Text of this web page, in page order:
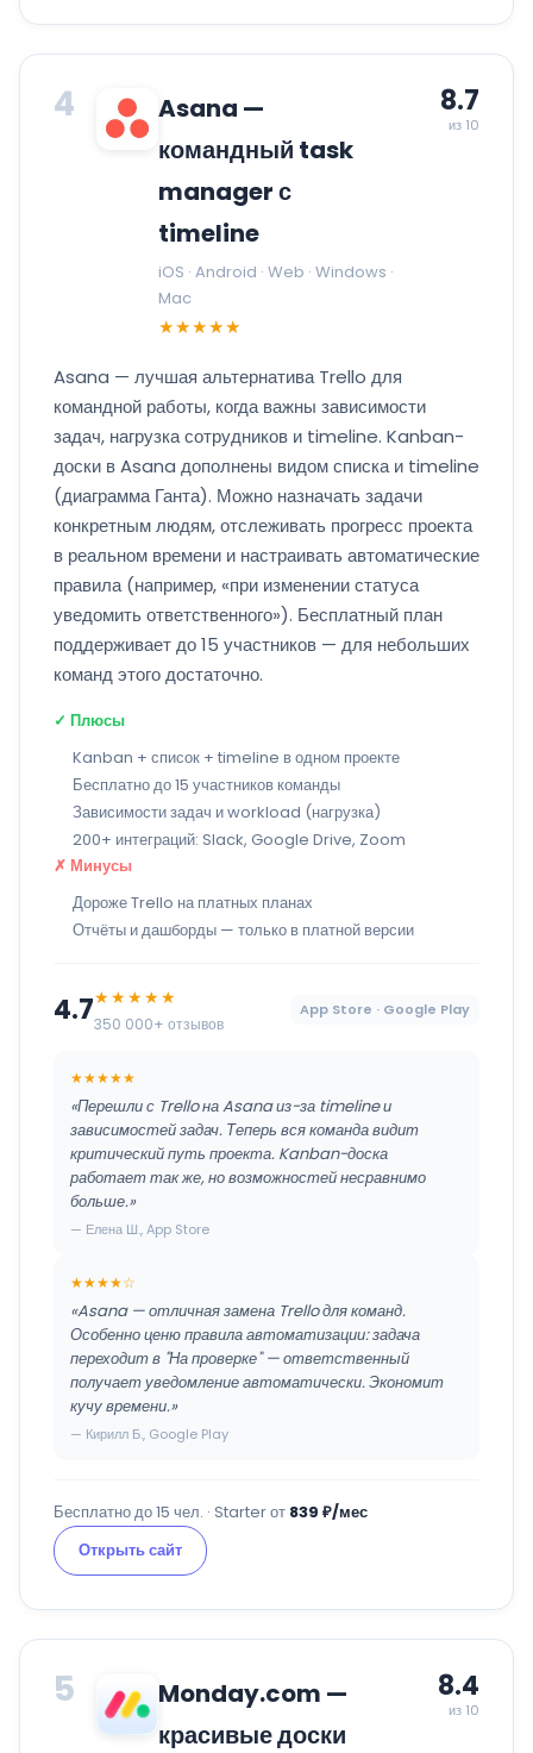
4
Asana —
командный task
manager с
timeline
iOS · Android · Web · Windows ·
Mac
★★★★★
8.7
из 10
Asana — лучшая альтернатива Trello для
командной работы, когда важны зависимости
задач, нагрузка сотрудников и timeline. Kanban-
доски в Asana дополнены видом списка и timeline
(диаграмма Ганта). Можно назначать задачи
конкретным людям, отслеживать прогресс проекта
в реальном времени и настраивать автоматические
правила (например, «при изменении статуса
уведомить ответственного»). Бесплатный план
поддерживает до 15 участников — для небольших
команд этого достаточно.
✓ Плюсы
Kanban + список + timeline в одном проекте
Бесплатно до 15 участников команды
Зависимости задач и workload (нагрузка)
200+ интеграций: Slack, Google Drive, Zoom
✗ Минусы
Дороже Trello на платных планах
Отчёты и дашборды — только в платной версии
4.7★★★★★
350 000+ отзывов
App Store · Google Play
★★★★★
«Перешли с Trello на Asana из-за timeline и
зависимостей задач. Теперь вся команда видит
критический путь проекта. Kanban-доска
работает так же, но возможностей несравнимо
больше.»
— Елена Ш., App Store
★★★★☆
«Asana — отличная замена Trello для команд.
Особенно ценю правила автоматизации: задача
переходит в "На проверке" — ответственный
получает уведомление автоматически. Экономит
кучу времени.»
— Кирилл Б., Google Play
Бесплатно до 15 чел. · Starter от 839 ₽/мес
Открыть сайт
5
Monday.com —
красивые доски
8.4
из 10